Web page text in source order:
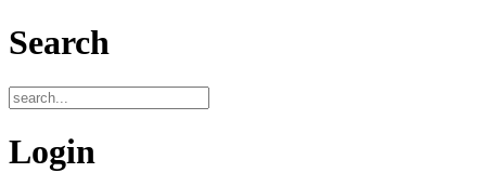
Search
Login